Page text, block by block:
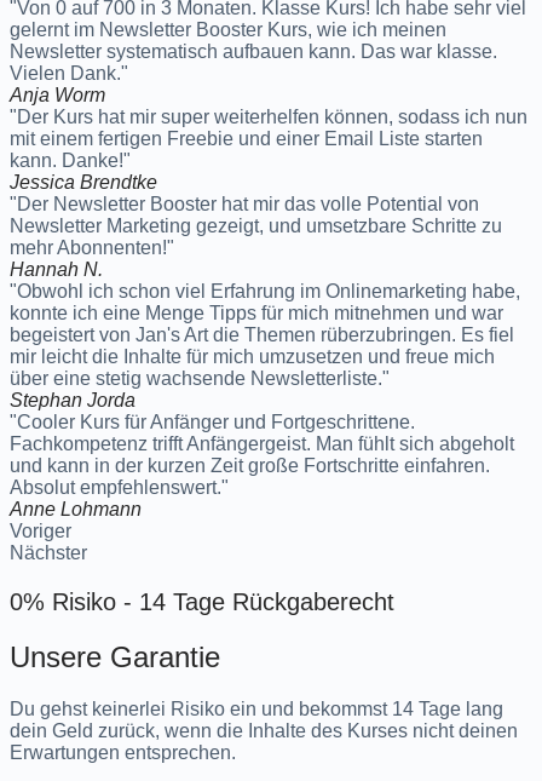
"Von 0 auf 700 in 3 Monaten. Klasse Kurs! Ich habe sehr viel
gelernt im Newsletter Booster Kurs, wie ich meinen
Newsletter systematisch aufbauen kann. Das war klasse.
Vielen Dank."
Anja Worm
"Der Kurs hat mir super weiterhelfen können, sodass ich nun
mit einem fertigen Freebie und einer Email Liste starten
kann. Danke!"
Jessica Brendtke
"Der Newsletter Booster hat mir das volle Potential von
Newsletter Marketing gezeigt, und umsetzbare Schritte zu
mehr Abonnenten!"
Hannah N.
"Obwohl ich schon viel Erfahrung im Onlinemarketing habe,
konnte ich eine Menge Tipps für mich mitnehmen und war
begeistert von Jan's Art die Themen rüberzubringen. Es fiel
mir leicht die Inhalte für mich umzusetzen und freue mich
über eine stetig wachsende Newsletterliste."
Stephan Jorda
"Cooler Kurs für Anfänger und Fortgeschrittene.
Fachkompetenz trifft Anfängergeist. Man fühlt sich abgeholt
und kann in der kurzen Zeit große Fortschritte einfahren.
Absolut empfehlenswert."
Anne Lohmann
Voriger
Nächster
0% Risiko - 14 Tage Rückgaberecht
Unsere Garantie
Du gehst keinerlei Risiko ein und bekommst 14 Tage lang
dein Geld zurück, wenn die Inhalte des Kurses nicht deinen
Erwartungen entsprechen.